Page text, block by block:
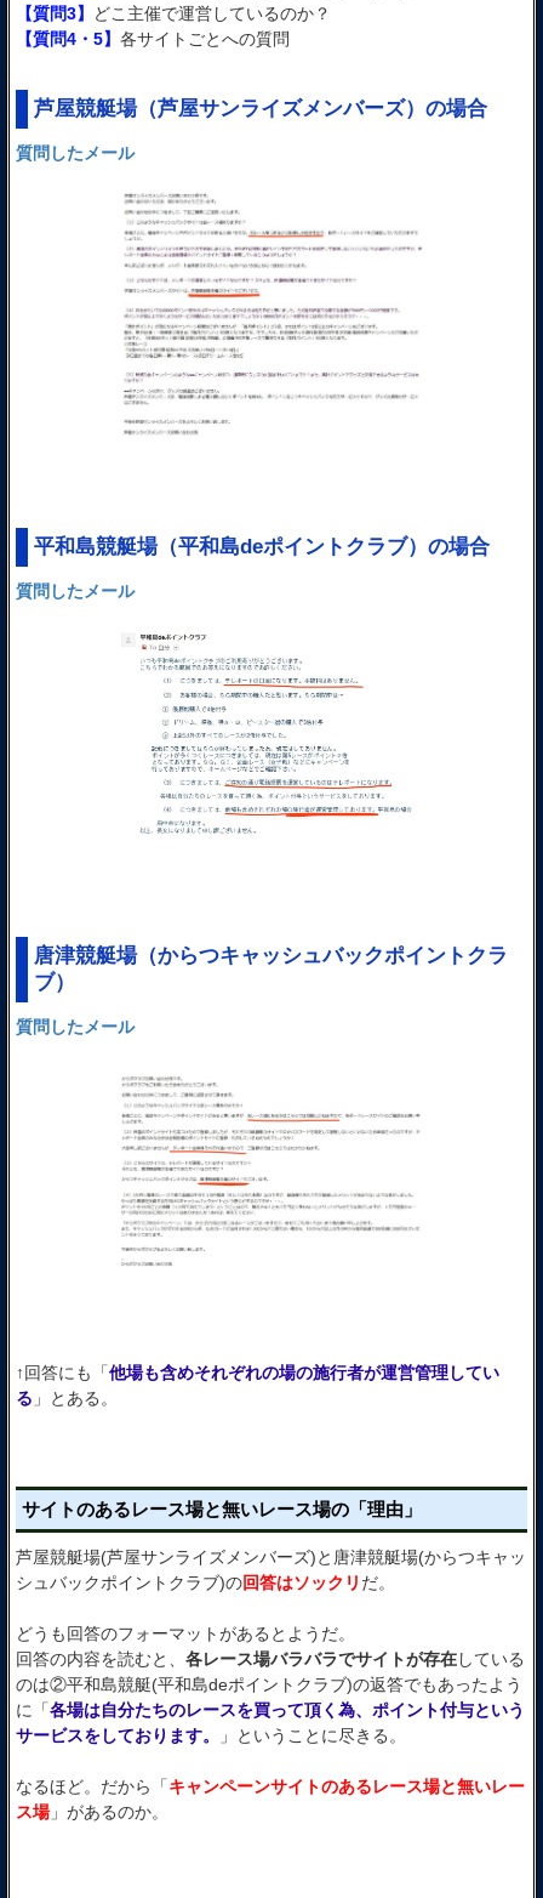
【質問3】
どこ主催で運営しているのか？
【質問4・5】 各サイトごとへの質問
芦屋競艇場（芦屋サンライズメンバーズ）の場合
質問したメール
平和島競艇場（平和島deポイントクラブ）の場合
質問したメール
唐津競艇場（からつキャッシュバックポイントクラ
ブ）
質問したメール
↑回答にも「他場も含めそれぞれの場の施行者が運営管理してい
る 」とある。
サイトのあるレース場と無いレース場の「理由」
芦屋競艇場(芦屋サンライズメンバーズ)と唐津競艇場(からつキャッ
シュバックポイントクラブ)の回答はソックリ だ。
どうも回答のフォーマットがあるとようだ。
回答の内容を読むと、 各レース場バラバラでサイトが存在している
のは②平和島競艇(平和島deポイントクラブ)の返答でもあったよう
に「各場は自分たちのレースを買って頂く為、ポイント付与という
サービスをしております。
」ということに尽きる。
なるほど。だから「キャンペーンサイトのあるレース場と無いレー
ス場」があるのか。